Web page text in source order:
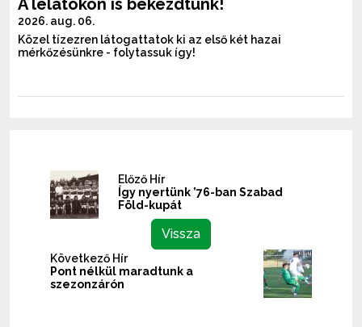
A lelátókon is bekezdtünk!
2026. aug. 06.
Közel tízezren látogattatok ki az első két hazai
mérkőzésünkre - folytassuk így!
Előző Hír
Így nyertünk ’76-ban Szabad
Föld-kupát
Vissza
Következő Hír
Pont nélkül maradtunk a
szezonzárón